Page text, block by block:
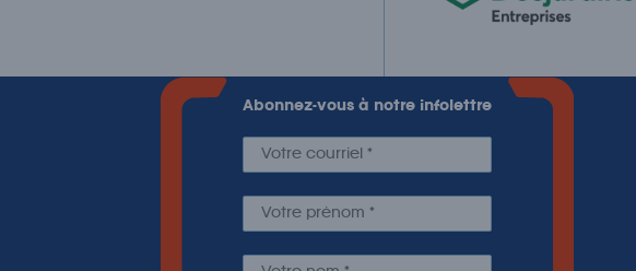
Abonnez-vous à notre infolettre